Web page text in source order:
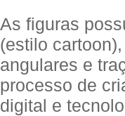
As figuras
(estilo
angulares e
processo de
digital e